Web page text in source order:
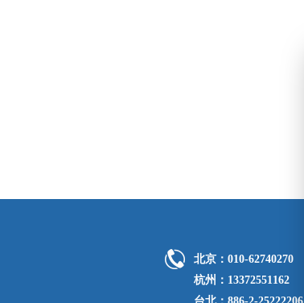
北京：010-62740270
杭州：13372551162